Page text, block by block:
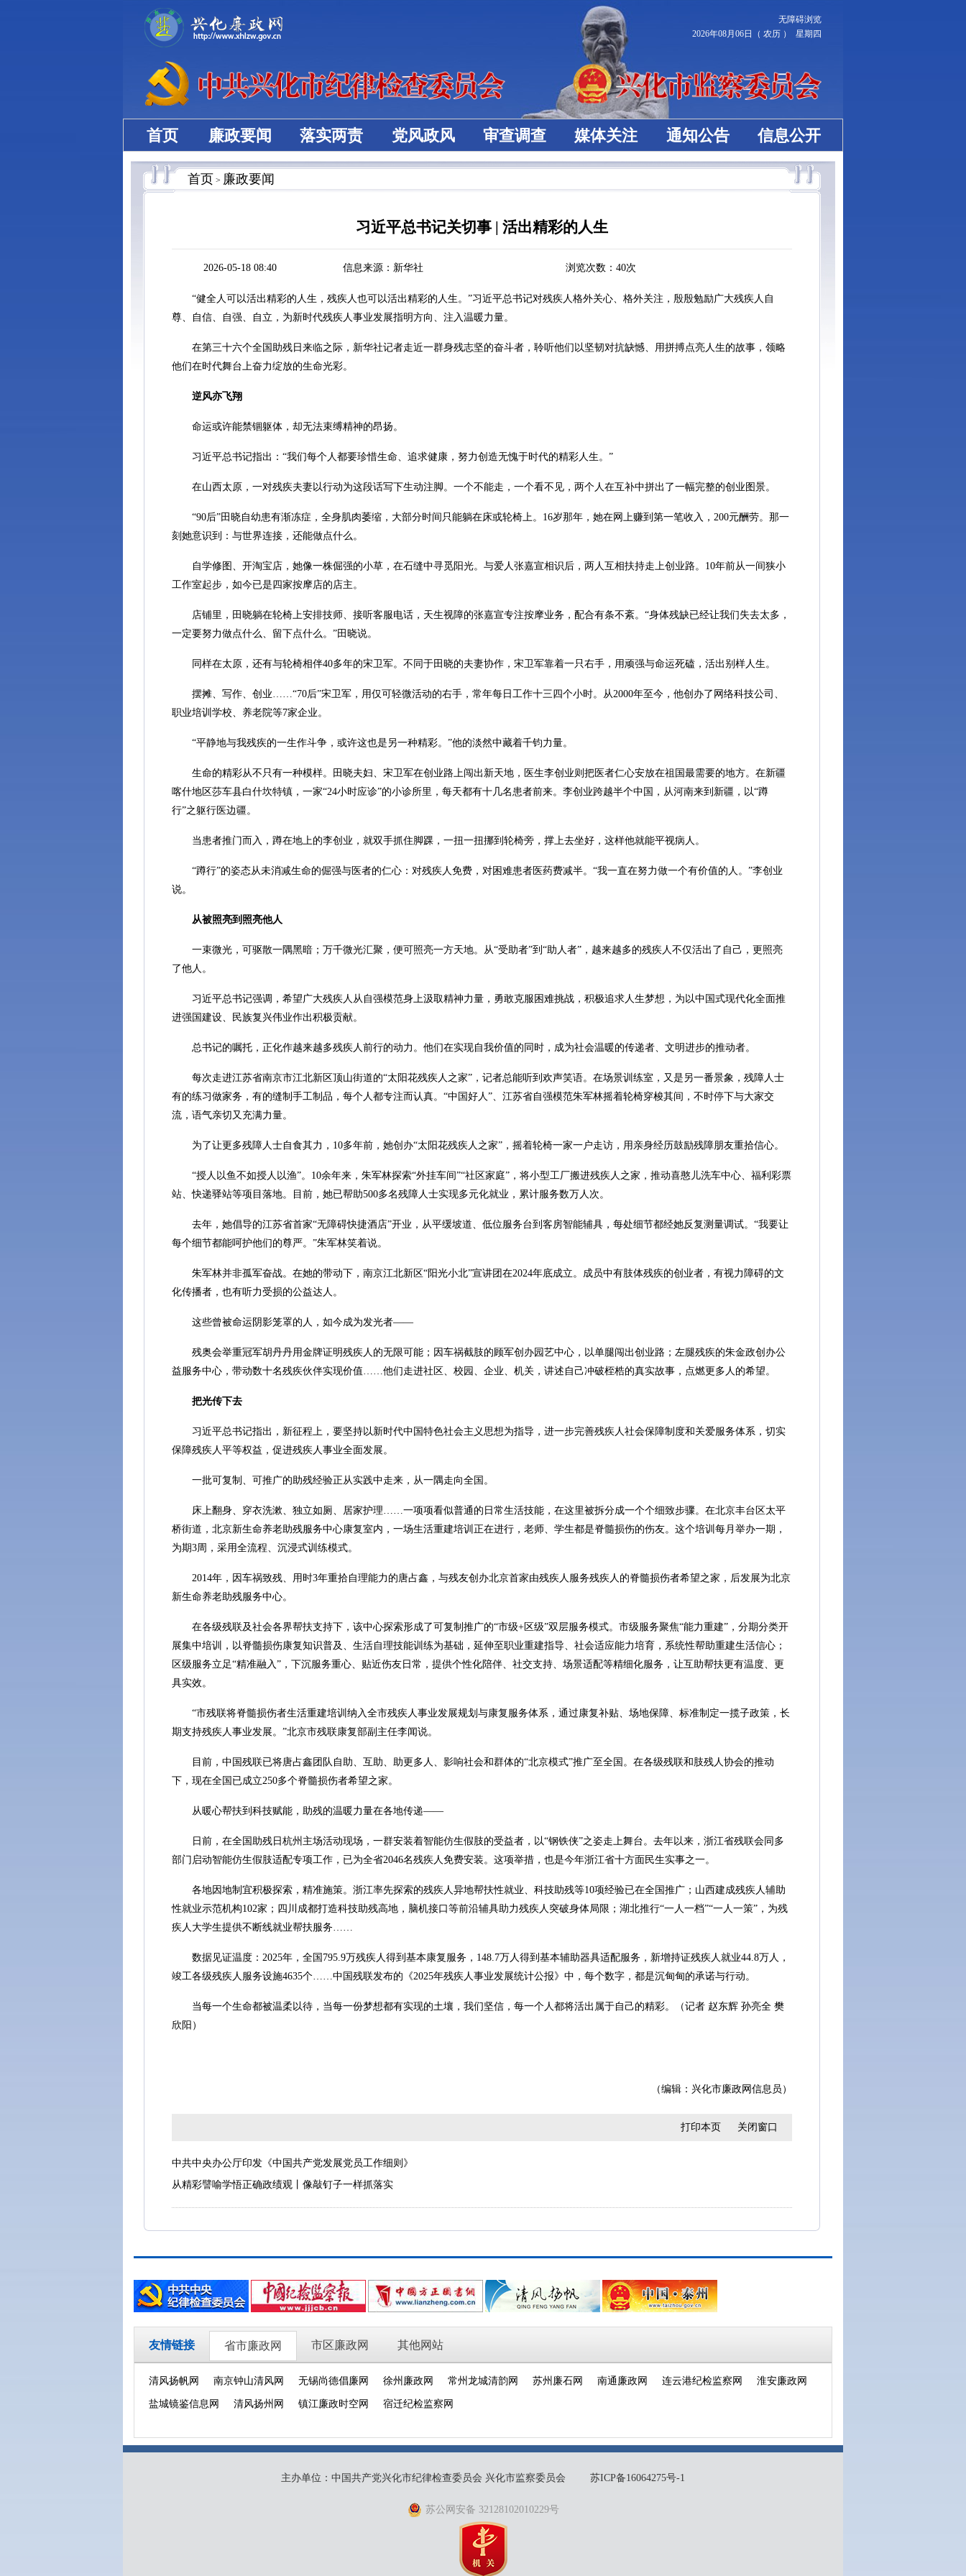
无障碍浏览
2026年08月06日（ 农历 ） 星期四
首页 廉政要闻 落实两责 党风政风 审查调查 媒体关注 通知公告 信息公开
首页 > 廉政要闻
习近平总书记关切事 | 活出精彩的人生
2026-05-18 08:40 信息来源：新华社 浏览次数： 40次
“健全人可以活出精彩的人生，残疾人也可以活出精彩的人生。”习近平总书记对残疾人格外关心、格外关注，殷殷勉励广大残疾人自
尊、自信、自强、自立，为新时代残疾人事业发展指明方向、注入温暖力量。
在第三十六个全国助残日来临之际，新华社记者走近一群身残志坚的奋斗者，聆听他们以坚韧对抗缺憾、用拼搏点亮人生的故事，领略
他们在时代舞台上奋力绽放的生命光彩。
逆风亦飞翔
命运或许能禁锢躯体，却无法束缚精神的昂扬。
习近平总书记指出：“我们每个人都要珍惜生命、追求健康，努力创造无愧于时代的精彩人生。”
在山西太原，一对残疾夫妻以行动为这段话写下生动注脚。一个不能走，一个看不见，两个人在互补中拼出了一幅完整的创业图景。
“90后”田晓自幼患有渐冻症，全身肌肉萎缩，大部分时间只能躺在床或轮椅上。16岁那年，她在网上赚到第一笔收入，200元酬劳。那一
刻她意识到：与世界连接，还能做点什么。
自学修图、开淘宝店，她像一株倔强的小草，在石缝中寻觅阳光。与爱人张嘉宣相识后，两人互相扶持走上创业路。10年前从一间狭小
工作室起步，如今已是四家按摩店的店主。
店铺里，田晓躺在轮椅上安排技师、接听客服电话，天生视障的张嘉宣专注按摩业务，配合有条不紊。“身体残缺已经让我们失去太多，
一定要努力做点什么、留下点什么。”田晓说。
同样在太原，还有与轮椅相伴40多年的宋卫军。不同于田晓的夫妻协作，宋卫军靠着一只右手，用顽强与命运死磕，活出别样人生。
摆摊、写作、创业……“70后”宋卫军，用仅可轻微活动的右手，常年每日工作十三四个小时。从2000年至今，他创办了网络科技公司、
职业培训学校、养老院等7家企业。
“平静地与我残疾的一生作斗争，或许这也是另一种精彩。”他的淡然中藏着千钧力量。
生命的精彩从不只有一种模样。田晓夫妇、宋卫军在创业路上闯出新天地，医生李创业则把医者仁心安放在祖国最需要的地方。在新疆
喀什地区莎车县白什坎特镇，一家“24小时应诊”的小诊所里，每天都有十几名患者前来。李创业跨越半个中国，从河南来到新疆，以“蹲
行”之躯行医边疆。
当患者推门而入，蹲在地上的李创业，就双手抓住脚踝，一扭一扭挪到轮椅旁，撑上去坐好，这样他就能平视病人。
“蹲行”的姿态从未消减生命的倔强与医者的仁心：对残疾人免费，对困难患者医药费减半。“我一直在努力做一个有价值的人。”李创业
说。
从被照亮到照亮他人
一束微光，可驱散一隅黑暗；万千微光汇聚，便可照亮一方天地。从“受助者”到“助人者”，越来越多的残疾人不仅活出了自己，更照亮
了他人。
习近平总书记强调，希望广大残疾人从自强模范身上汲取精神力量，勇敢克服困难挑战，积极追求人生梦想，为以中国式现代化全面推
进强国建设、民族复兴伟业作出积极贡献。
总书记的嘱托，正化作越来越多残疾人前行的动力。他们在实现自我价值的同时，成为社会温暖的传递者、文明进步的推动者。
每次走进江苏省南京市江北新区顶山街道的“太阳花残疾人之家”，记者总能听到欢声笑语。在场景训练室，又是另一番景象，残障人士
有的练习做家务，有的缝制手工制品，每个人都专注而认真。“中国好人”、江苏省自强模范朱军林摇着轮椅穿梭其间，不时停下与大家交
流，语气亲切又充满力量。
为了让更多残障人士自食其力，10多年前，她创办“太阳花残疾人之家”，摇着轮椅一家一户走访，用亲身经历鼓励残障朋友重拾信心。
“授人以鱼不如授人以渔”。10余年来，朱军林探索“外挂车间”“社区家庭”，将小型工厂搬进残疾人之家，推动喜憨儿洗车中心、福利彩票
站、快递驿站等项目落地。目前，她已帮助500多名残障人士实现多元化就业，累计服务数万人次。
去年，她倡导的江苏省首家“无障碍快捷酒店”开业，从平缓坡道、低位服务台到客房智能辅具，每处细节都经她反复测量调试。“我要让
每个细节都能呵护他们的尊严。”朱军林笑着说。
朱军林并非孤军奋战。在她的带动下，南京江北新区“阳光小北”宣讲团在2024年底成立。成员中有肢体残疾的创业者，有视力障碍的文
化传播者，也有听力受损的公益达人。
这些曾被命运阴影笼罩的人，如今成为发光者——
残奥会举重冠军胡丹丹用金牌证明残疾人的无限可能；因车祸截肢的顾军创办园艺中心，以单腿闯出创业路；左腿残疾的朱金政创办公
益服务中心，带动数十名残疾伙伴实现价值……他们走进社区、校园、企业、机关，讲述自己冲破桎梏的真实故事，点燃更多人的希望。
把光传下去
习近平总书记指出，新征程上，要坚持以新时代中国特色社会主义思想为指导，进一步完善残疾人社会保障制度和关爱服务体系，切实
保障残疾人平等权益，促进残疾人事业全面发展。
一批可复制、可推广的助残经验正从实践中走来，从一隅走向全国。
床上翻身、穿衣洗漱、独立如厕、居家护理……一项项看似普通的日常生活技能，在这里被拆分成一个个细致步骤。在北京丰台区太平
桥街道，北京新生命养老助残服务中心康复室内，一场生活重建培训正在进行，老师、学生都是脊髓损伤的伤友。这个培训每月举办一期，
为期3周，采用全流程、沉浸式训练模式。
2014年，因车祸致残、用时3年重拾自理能力的唐占鑫，与残友创办北京首家由残疾人服务残疾人的脊髓损伤者希望之家，后发展为北京
新生命养老助残服务中心。
在各级残联及社会各界帮扶支持下，该中心探索形成了可复制推广的“市级+区级”双层服务模式。市级服务聚焦“能力重建”，分期分类开
展集中培训，以脊髓损伤康复知识普及、生活自理技能训练为基础，延伸至职业重建指导、社会适应能力培育，系统性帮助重建生活信心；
区级服务立足“精准融入”，下沉服务重心、贴近伤友日常，提供个性化陪伴、社交支持、场景适配等精细化服务，让互助帮扶更有温度、更
具实效。
“市残联将脊髓损伤者生活重建培训纳入全市残疾人事业发展规划与康复服务体系，通过康复补贴、场地保障、标准制定一揽子政策，长
期支持残疾人事业发展。”北京市残联康复部副主任李闻说。
目前，中国残联已将唐占鑫团队自助、互助、助更多人、影响社会和群体的“北京模式”推广至全国。在各级残联和肢残人协会的推动
下，现在全国已成立250多个脊髓损伤者希望之家。
从暖心帮扶到科技赋能，助残的温暖力量在各地传递——
日前，在全国助残日杭州主场活动现场，一群安装着智能仿生假肢的受益者，以“钢铁侠”之姿走上舞台。去年以来，浙江省残联会同多
部门启动智能仿生假肢适配专项工作，已为全省2046名残疾人免费安装。这项举措，也是今年浙江省十方面民生实事之一。
各地因地制宜积极探索，精准施策。浙江率先探索的残疾人异地帮扶性就业、科技助残等10项经验已在全国推广；山西建成残疾人辅助
性就业示范机构102家；四川成都打造科技助残高地，脑机接口等前沿辅具助力残疾人突破身体局限；湖北推行“一人一档”“一人一策”，为残
疾人大学生提供不断线就业帮扶服务……
数据见证温度：2025年，全国795.9万残疾人得到基本康复服务，148.7万人得到基本辅助器具适配服务，新增持证残疾人就业44.8万人，
竣工各级残疾人服务设施4635个……中国残联发布的《2025年残疾人事业发展统计公报》中，每个数字，都是沉甸甸的承诺与行动。
当每一个生命都被温柔以待，当每一份梦想都有实现的土壤，我们坚信，每一个人都将活出属于自己的精彩。（记者 赵东辉 孙亮全 樊
欣阳）
（编辑：兴化市廉政网信息员）
打印本页 关闭窗口
中共中央办公厅印发《中国共产党发展党员工作细则》
从精彩譬喻学悟正确政绩观丨像敲钉子一样抓落实
友情链接 省市廉政网 市区廉政网 其他网站
清风扬帆网 南京钟山清风网 无锡尚德倡廉网 徐州廉政网 常州龙城清韵网 苏州廉石网 南通廉政网 连云港纪检监察网 淮安廉政网
盐城镜鉴信息网 清风扬州网 镇江廉政时空网 宿迁纪检监察网
主办单位：中国共产党兴化市纪律检查委员会 兴化市监察委员会 苏ICP备16064275号-1
苏公网安备 32128102010229号